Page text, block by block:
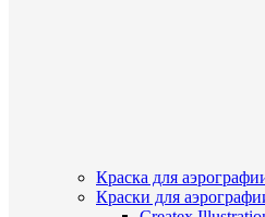
Краска для
Краски для